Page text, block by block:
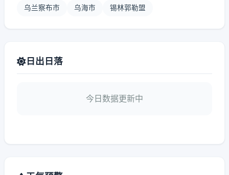
乌兰察布市 乌海市 锡林郭勒盟
日出日落
今日数据更新中